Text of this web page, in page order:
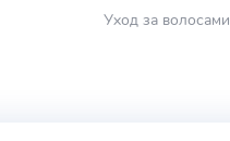
Уход за волосами